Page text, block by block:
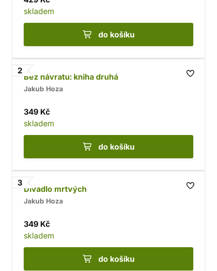
skladem
do košíku
2
Bez návratu: kniha druhá
Jakub Hoza
349 Kč
skladem
do košíku
3
Divadlo mrtvých
Jakub Hoza
349 Kč
skladem
do košíku